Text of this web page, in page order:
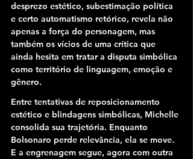
desprezo estético, subestimação política
e certo automatismo retórico, revela não
apenas a força do personagem, mas
também os vícios de uma crítica que
ainda hesita em tratar a disputa simbólica
como território de linguagem, emoção e
gênero.
Entre tentativas de reposicionamento
estético e blindagens simbólicas, Michelle
consolida sua trajetória. Enquanto
Bolsonaro perde relevância, ela se move.
E a engrenagem segue, agora com outra